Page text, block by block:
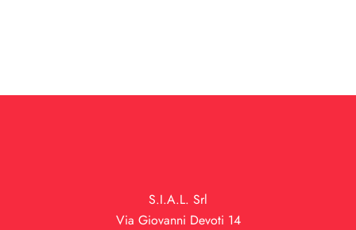
S.I.A.L. Srl
Via Giovanni Devoti 14